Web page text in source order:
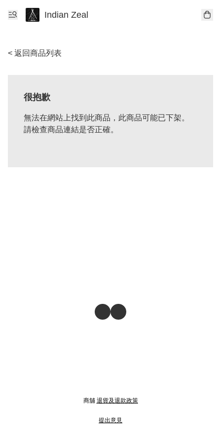
Indian Zeal
< 返回商品列表
很抱歉
無法在網站上找到此商品，此商品可能已下架。
請檢查商品連結是否正確。
商舖 退貨及退款政策
提出意見